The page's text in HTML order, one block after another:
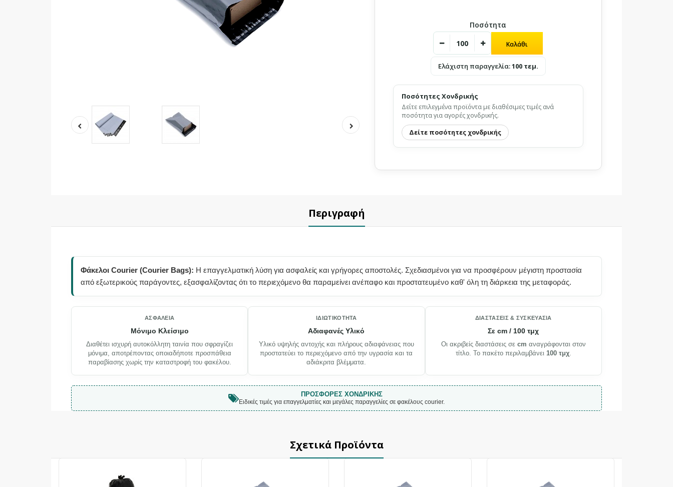
Ποσότητα
Ελάχιστη παραγγελία:100 τεμ.
Ποσότητες Χονδρικής
Δείτε επιλεγμένα προϊόντα με διαθέσιμες τιμές ανά
ποσότητα για αγορές χονδρικής.
Δείτε ποσότητες χονδρικής
Περιγραφή
Φάκελοι Courier (Courier Bags): Η επαγγελματική λύση για ασφαλείς και γρήγορες αποστολές. Σχεδιασμένοι για να προσφέρουν μέγιστη προστασία
από εξωτερικούς παράγοντες, εξασφαλίζοντας ότι το περιεχόμενο θα παραμείνει ανέπαφο και προστατευμένο καθ' όλη τη διάρκεια της μεταφοράς.
ΑΣΦΆΛΕΙΑ
Μόνιμο Κλείσιμο
Διαθέτει ισχυρή αυτοκόλλητη ταινία που σφραγίζει
μόνιμα, αποτρέποντας οποιαδήποτε προσπάθεια
παραβίασης χωρίς την καταστροφή του φακέλου.
ΙΔΙΩΤΙΚΌΤΗΤΑ
Αδιαφανές Υλικό
Υλικό υψηλής αντοχής και πλήρους αδιαφάνειας που
προστατεύει το περιεχόμενο από την υγρασία και τα
αδιάκριτα βλέμματα.
ΔΙΑΣΤΆΣΕΙΣ & ΣΥΣΚΕΥΑΣΊΑ
Σε cm / 100 τμχ
Οι ακριβείς διαστάσεις σε cm αναγράφονται στον
τίτλο. Το πακέτο περιλαμβάνει 100 τμχ.
ΠΡΟΣΦΟΡΈΣ ΧΟΝΔΡΙΚΉΣ
Ειδικές τιμές για επαγγελματίες και μεγάλες παραγγελίες σε φακέλους courier.
Σχετικά Προϊόντα